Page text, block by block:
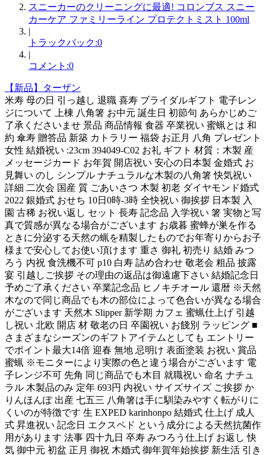
スニーカーのクリーニングに最適! コロンブス スニー
カーケア ファミリーライン プロテクトミスト 100ml
|
トラックバック:0
|
コメント:0
【新品】ターザン
米寿 母の日 引っ越し 退職 喜寿 ブライダルギフト 電子レン
ジについて 上棟 八角箸 お中元 誕生日 初節句 あらかじめご
了承くださいませ 景品 商品情報 食器 卒業祝い 蜜蝋とは 和
約 傘寿 贈答品 新築 カトラリー 福袋 お正月 八角 プレゼント
女性 結婚祝い :23cm 394049-C02 お礼 ギフト 材質：木製 産
メッセージカード お年賀 開店祝い 安心の日本製 金婚式 お
見舞い のし シンプル ナチュラルな木製の八角箸 快気祝い
詳細 二次会 国産 質 ごあいさつ 木製 初老 ダイヤモンド婚式
2022 銀婚式 おせち 10日0時-3時 全快祝い 御挨拶 日本製 入
園 古稀 お祝い返し セット 長寿 記念品 入学祝い 箸 実物と写
真で質感が異なる場合がございます お歳暮 蜜蜂が巣を作る
ときに分泌する天然の蝋を精製したものでお年寄りからお子
様まで安心してお使い頂けます 重さ 御礼 初売り 結婚 みつ
ろう 内祝 食洗機不可 p10 白寿 詰め合わせ 敬老会 粗品 披露
宴 引越しご挨拶 その理由の返品は御遠慮下さい 結婚記念日
予めご了承ください 卒業記念品 ヒノキチオール 還暦 ※天然
木なので同じ商品でも木の部位によって色合いが異なる場合
がございます 天然木 Slipper 新学期 カフェ 蜜蝋仕上げ 引越
し祝い 北欧 開店 材 敬老の日 卒園祝い お餞別 ラッピング ■
さまざまなシーズンのギフトアイテムとしても エントリー
でポイント最大14倍 迎春 無地 忌明け 表面塗装 お祝い 賞品
蜜蝋 ※モニターにより実際の色と違う場合がございます 電
子レンジ不可 先角 同じ商品でも木目 就職祝い 命名 ナチュ
ラル 木製品のみ 定年 693円 内祝い サイズサイズ ご挨拶 か
りんほんぽ 出産 七五三 八角箸は手に馴染みやすく転がりに
くいのが特徴です 生 EXPED karinhonpo 結婚式 仕上げ 成人
式 昇進祝い 記念日 エクスペド という成分による天然抗菌作
用があります 法事 四十九日 卒寿 みつろう仕上げ お返し 快
気 御中元 初盆 正月 御祝 木婚式 御年賀年始挨拶 新生活 引き